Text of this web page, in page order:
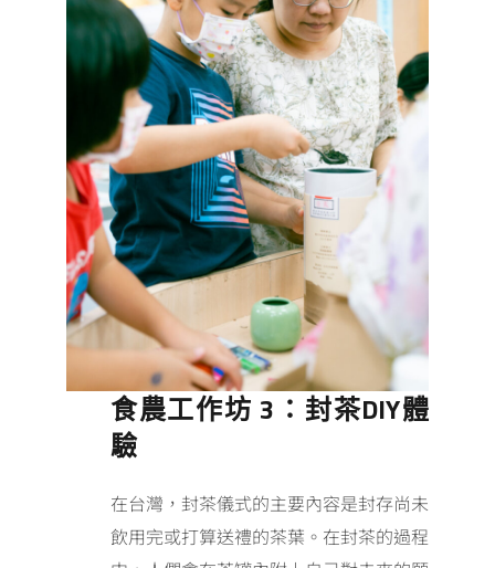
食農工作坊 3：封茶DIY體
驗
在台灣，封茶儀式的主要內容是封存尚未
飲用完或打算送禮的茶葉。在封茶的過程